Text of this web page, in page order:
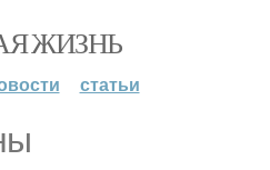
ЖИЗНЬ
статьи